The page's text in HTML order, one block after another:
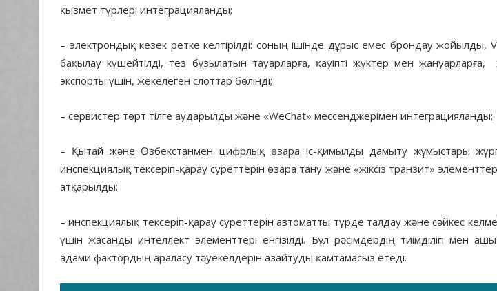
қызмет түрлері интеграцияланды;
– электрондық кезек ретке келтірілді: соның ішінде дұрыс емес брондау жойылды,
бақылау күшейтілді, тез бұзылатын тауарларға, қауіпті жүктер мен жануарларға,
экспорты үшін, жекелеген слоттар бөлінді;
– сервистер төрт тілге аударылды және «WeChat» мессенджерімен интеграцияланды;
– Қытай және Өзбекстанмен цифрлық өзара іс-қимылды дамыту жұмыстары
инспекциялық тексеріп-қарау суреттерін өзара тану және «жіксіз транзит»
атқарылды;
– инспекциялық тексеріп-қарау суреттерін автоматты түрде талдау және сәйкес
үшін жасанды интеллект элементтері енгізілді. Бұл рәсімдердің тиімділігі мен
адами фактордың араласу тәуекелдерін азайтуды қамтамасыз етеді.